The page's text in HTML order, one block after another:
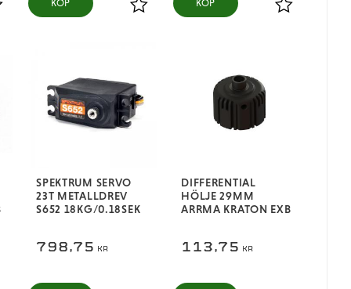
till i favoriter Lägg till i favoriter
KÖP
Lägg till i
KÖP
SPEKTRUM SERVO
23T METALLDREV
S652 18KG/0.18SEK
798,75 KR
DIFFERENTIAL
HÖLJE 29MM
ARRMA KRATON EXB
113,75 KR